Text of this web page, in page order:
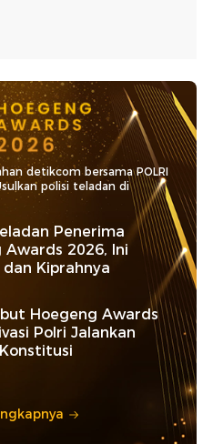
detikcom bersama POLRI
polisi teladan di
Penerima
Awards 2026, Ini
Kiprahnya
Hoegeng Awards
Polri Jalankan